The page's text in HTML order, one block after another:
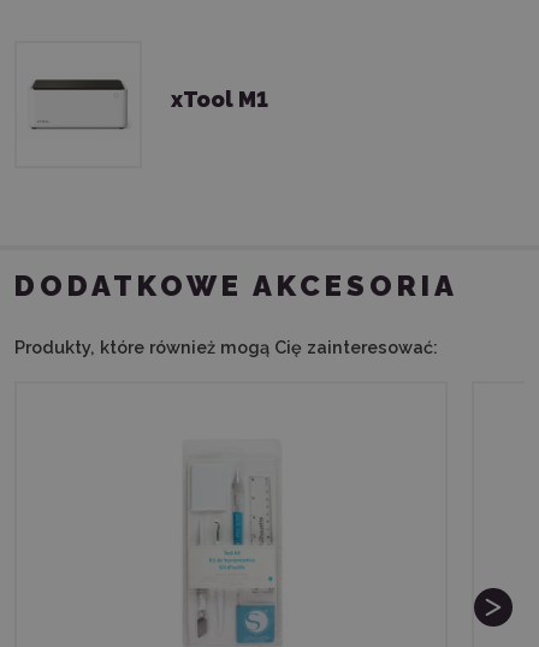
xTool M1
DODATKOWE AKCESORIA
Produkty, które również mogą Cię zainteresować: